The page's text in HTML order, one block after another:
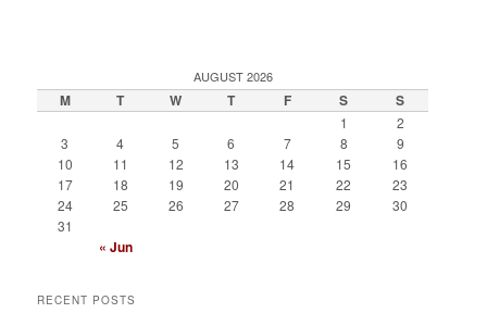
AUGUST 2026
M T W T F S S
1
2
3
4 5 6 7 8
9
10
11 12 13 14 15
16
17
18 19 20 21 22
23
24
25 26 27 28 29
30
31
« Jun
RECENT POSTS